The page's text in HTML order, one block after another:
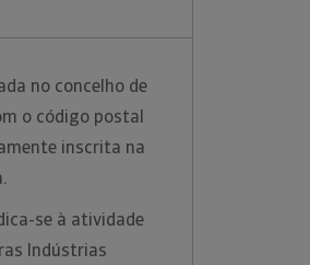
no concelho de
o código postal
inscrita na
se à atividade
Indústrias